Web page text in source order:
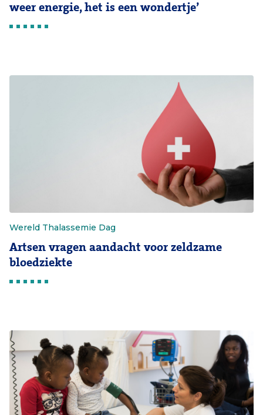
weer energie, het is een wondertje’
Wereld Thalassemie Dag
Artsen vragen aandacht voor zeldzame
bloedziekte